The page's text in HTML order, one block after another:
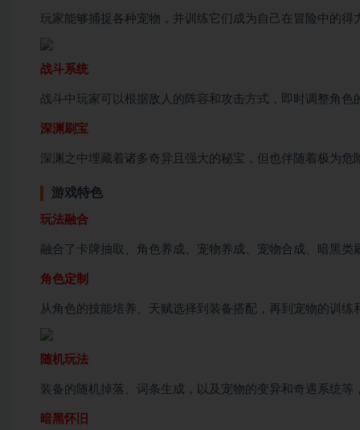
玩家能够捕捉各种宠物，并训练它们成为自己在冒险中的得
战斗系统
战斗中玩家可以根据敌人的阵容和攻击方式，即时调整角色
深渊刷宝
深渊之中埋藏着诸多奇异且强大的秘宝，但也伴随着极为危
游戏特色
玩法融合
融合了卡牌抽取、角色养成、宠物养成、宠物合成、暗黑
角色定制
从角色的技能培养、天赋选择到装备搭配，再到宠物的训
随机玩法
装备的随机掉落、词条生成，以及宠物的变异和奇遇系统等
暗黑怀旧